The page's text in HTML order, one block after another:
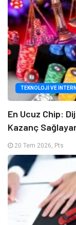
TEKNOLOJI VE
En Ucuz Chip:
Kazanç
20 Tem 2026, Pts